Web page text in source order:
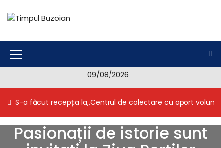
c
n
M
n
I
c
09/08/2026
S-a făcut recepția la,,Centrul de colectare cu aport
Pasionații de istorie sunt